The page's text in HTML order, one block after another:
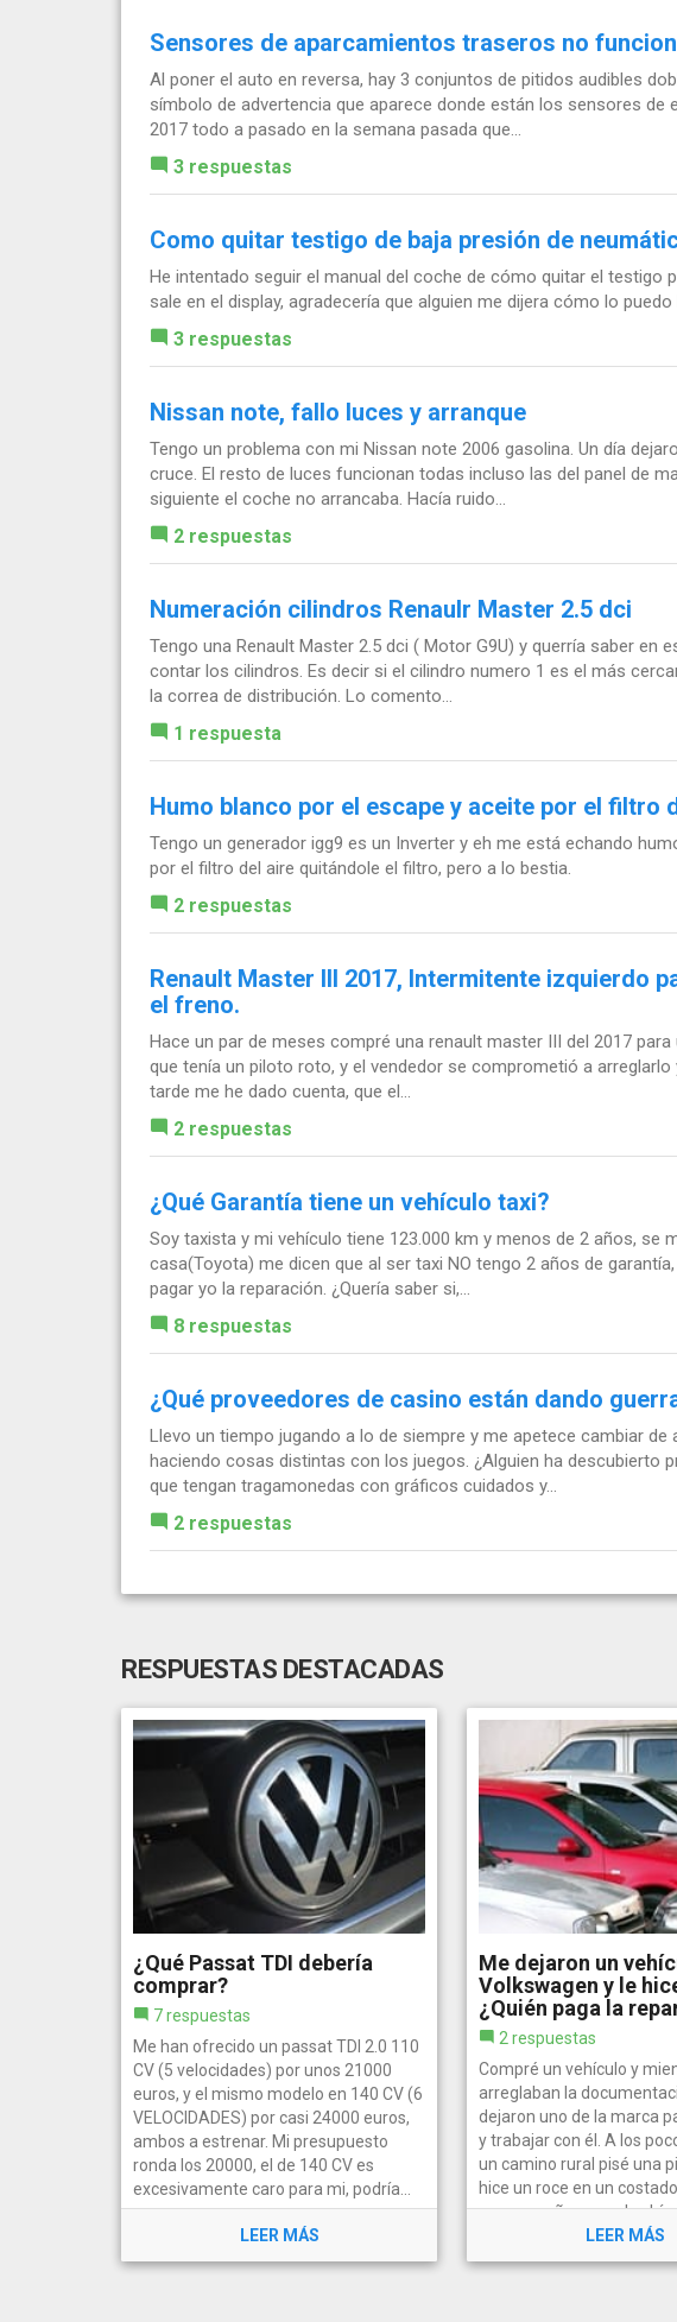
Sensores de aparcamientos traseros no
Al poner el auto en reversa, hay 3 conjuntos de pitidos audibles
símbolo de advertencia que aparece donde están los sensores de
2017 todo a pasado en la semana pasada que...
3 respuestas
Como quitar testigo de baja presión de
He intentado seguir el manual del coche de cómo quitar el testigo
sale en el display, agradecería que alguien me dijera cómo lo puedo
3 respuestas
Nissan note, fallo luces y arranque
Tengo un problema con mi Nissan note 2006 gasolina. Un día
cruce. El resto de luces funcionan todas incluso las del panel de
siguiente el coche no arrancaba. Hacía ruido...
2 respuestas
Numeración cilindros Renaulr Master 2.5 dci
Tengo una Renault Master 2.5 dci ( Motor G9U) y querría saber en
contar los cilindros. Es decir si el cilindro numero 1 es el más
la correa de distribución. Lo comento...
1 respuesta
Humo blanco por el escape y aceite por el filtro
Tengo un generador igg9 es un Inverter y eh me está echando
por el filtro del aire quitándole el filtro, pero a lo bestia.
2 respuestas
Renault Master III 2017, Intermitente izquierdo
el freno.
Hace un par de meses compré una renault master III del 2017
que tenía un piloto roto, y el vendedor se comprometió a
tarde me he dado cuenta, que el...
2 respuestas
¿Qué Garantía tiene un vehículo taxi?
Soy taxista y mi vehículo tiene 123.000 km y menos de 2 años, se
casa(Toyota) me dicen que al ser taxi NO tengo 2 años de
pagar yo la reparación. ¿Quería saber si,...
8 respuestas
¿Qué proveedores de casino están dando
Llevo un tiempo jugando a lo de siempre y me apetece cambiar de
haciendo cosas distintas con los juegos. ¿Alguien ha descubierto
que tengan tragamonedas con gráficos cuidados y...
2 respuestas
RESPUESTAS DESTACADAS
LEER MÁS
¿Qué Passat TDI debería
comprar?
7 respuestas
Me han ofrecido un passat TDI 2.0 110
CV (5 velocidades) por unos 21000
euros, y el mismo modelo en 140 CV (6
VELOCIDADES) por casi 24000 euros,
ambos a estrenar. Mi presupuesto
ronda los 20000, el de 140 CV es
excesivamente caro para mi, podría...
LEER MÁS
Me dejaron un
Volkswagen y le
¿Quién paga la
2 respuestas
Compré un vehículo y
arreglaban la
dejaron uno de la marca
y trabajar con él. A los
un camino rural pisé una
hice un roce en un
era pequeño pero el